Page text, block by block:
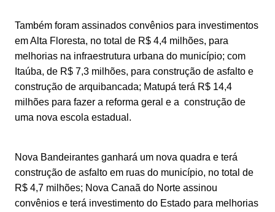
Também foram assinados convênios para investimentos
em Alta Floresta, no total de R$ 4,4 milhões, para
melhorias na infraestrutura urbana do município; com
Itaúba, de R$ 7,3 milhões, para construção de asfalto e
construção de arquibancada; Matupá terá R$ 14,4
milhões para fazer a reforma geral e a construção de
uma nova escola estadual.
Nova Bandeirantes ganhará um nova quadra e terá
construção de asfalto em ruas do município, no total de
R$ 4,7 milhões; Nova Canaã do Norte assinou
convênios e terá investimento do Estado para melhorias